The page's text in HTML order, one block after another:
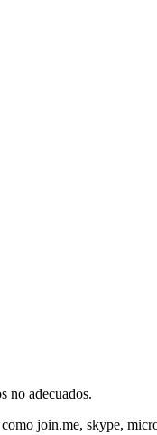
no adecuados.
join.me, skype,